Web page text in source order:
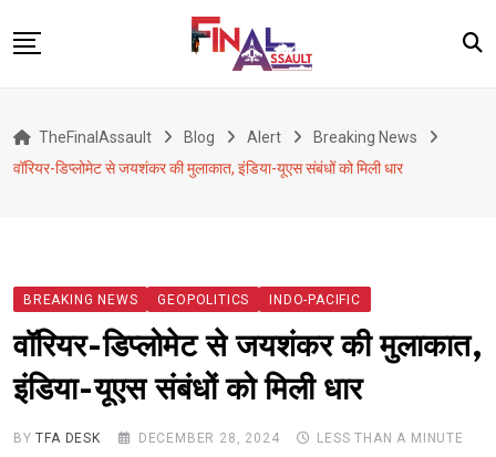
to
War
Alert
Viral
Classified
About Us
TheFinalAssault Blog Alert
Breaking News
वॉरियर-डिप्लोमेट से जयशंकर की मुलाकात, इंडिया-यूएस संबंधों को मिली धार
BREAKING NEWS GEOPOLITICS INDO-PACIFIC
वॉरियर-डिप्लोमेट से जयशंकर की मुलाकात,
इंडिया-यूएस संबंधों को मिली धार
BYTFA DESK DECEMBER 28, 2024
LESS THAN A MINUTE